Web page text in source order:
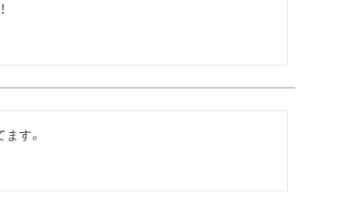
す。